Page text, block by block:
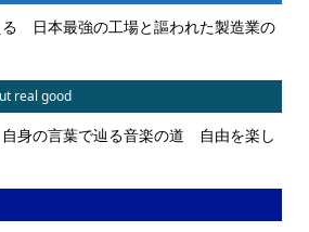
る 日本最強の工場と謳われた製造業の
real good
身の言葉で辿る音楽の道 自由を楽し